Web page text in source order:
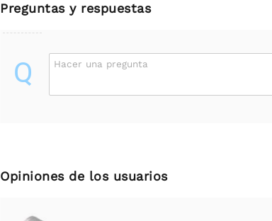
Preguntas y respuestas
Q Hacer una pregunta
Opiniones de los usuarios